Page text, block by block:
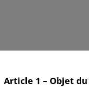
Article 1 – Objet